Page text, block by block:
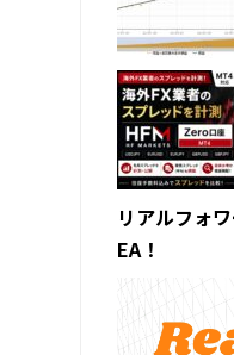
リアルフォ
EA！